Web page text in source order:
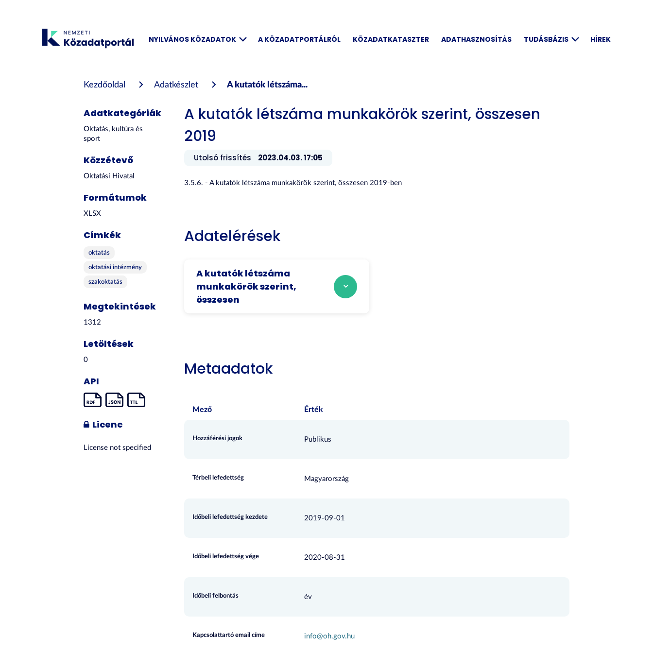
NYILVÁNOS KÖZADATOK A KÖZADATPORTÁLRÓL KÖZADATKATASZTER ADATHASZNOSÍTÁS TUDÁSBÁZIS HÍREK
Kezdőoldal Adatkészlet A kutatók létszáma...
Adatkategóriák
Oktatás, kultúra és
sport
Közzétevő
Oktatási Hivatal
Formátumok
XLSX
Címkék
oktatás
oktatási intézmény
szakoktatás
Megtekintések
1312
Letöltések
0
API
Licenc
License not specified
A kutatók létszáma munkakörök szerint, összesen
2019
Utolsó frissítés 2023.04.03. 17:05
3.5.6. - A kutatók létszáma munkakörök szerint, összesen 2019-ben
Adatelérések
A kutatók létszáma
munkakörök szerint,
összesen
Metaadatok
Mező Érték
Hozzáférési jogok Publikus
Térbeli lefedettség Magyarország
Időbeli lefedettség kezdete 2019-09-01
Időbeli lefedettség vége 2020-08-31
Időbeli felbontás év
Kapcsolattartó email címe info@oh.gov.hu